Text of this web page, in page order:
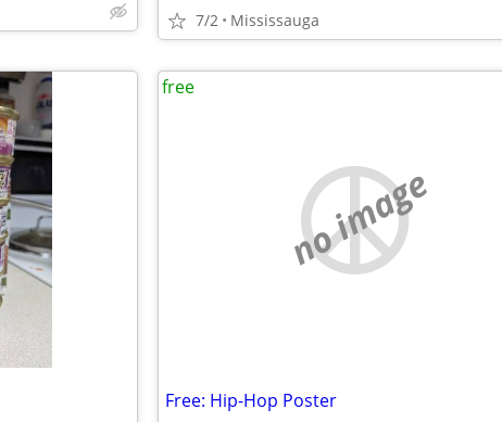
7/2 Mississauga
no image
Free: Hip-Hop Poster
free